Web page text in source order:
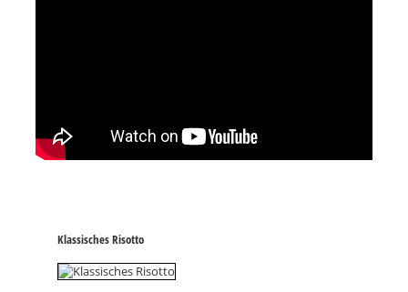
Klassisches Risotto